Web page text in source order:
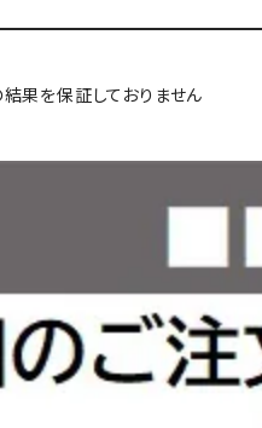
果を保証しておりません